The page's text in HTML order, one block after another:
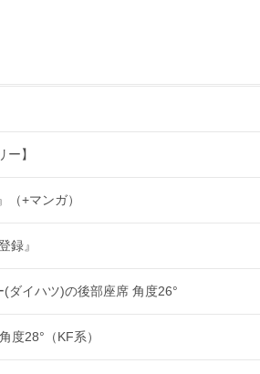
ー】
（+マンガ）
録』
ダイハツ)の後部座席 角度26°
度28°（KF系）